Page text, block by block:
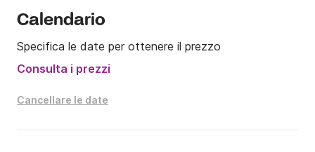
Calendario
Specifica le date per ottenere il prezzo
Consulta i prezzi
Cancellare le date